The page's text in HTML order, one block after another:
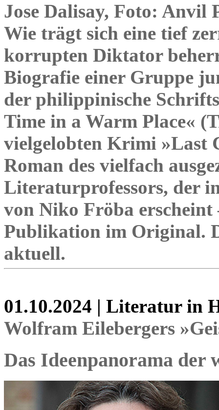
Jose Dalisay, Foto: Anvil
Wie trägt sich eine tief
korrupten Diktator
Biografie einer Gruppe
der philippinische
Time in a Warm Place«
vielgelobten Krimi »Last
Roman des vielfach
Literaturprofessors, der
von Niko Fröba erscheint
Publikation im Original.
aktuell.
01.10.2024 | Literatur in
Wolfram Eilebergers
Das Ideenpanorama der